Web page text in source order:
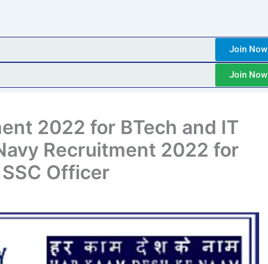
Join Now
Join Now
2022 for BTech and IT
Recruitment 2022 for
Officer